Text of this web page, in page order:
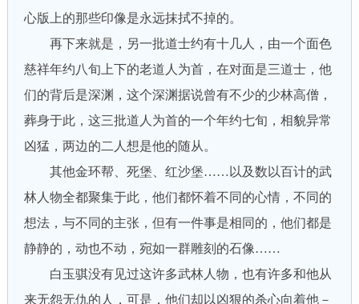
心版上的那些印像是永远抹拭不掉的。
再下来就是，另一批道士约有十几人，由一个面色
慈祥年约八旬上下的老道人为首，在对面是三道士，他
们的背后是深渊，这个深渊据说曾有不少的少林高僧，
葬身于此，这三批道人为首的一个年约七旬，相貌异常
凶猛，两边的二人想是他的随从。
其他金环帮、死堡、红沙堡……以及数以百计的武
林人物全都聚集于此，他们都怀着不同的心情，不同的
想法，与不同的主张，但有一件事是相同的，他们都是
静静的，动也不动，宛如一群雕刻的石像……
白玉骐没有见过这许多武林人物，也有许多和他从
来无怨无仇的人，可是，他们却以凶狠的杀心向着他－